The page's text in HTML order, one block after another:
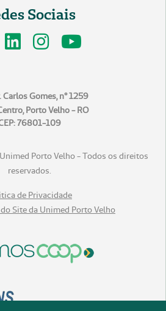
Sociais
Carlos Gomes, n° 1259
Porto Velho - RO
76801-109
Porto Velho - Todos os direitos
reservados.
de Privacidade
Site da Unimed Porto Velho